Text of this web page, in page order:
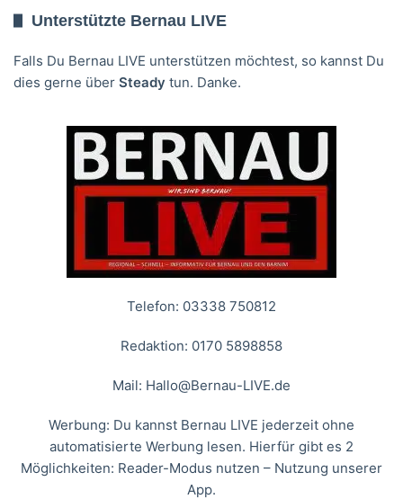
Unterstützte Bernau LIVE
Falls Du Bernau LIVE unterstützen möchtest, so kannst Du
dies gerne über Steady tun. Danke.
Telefon: 03338 750812
Redaktion: 0170 5898858
Mail: Hallo@Bernau-LIVE.de
Werbung: Du kannst Bernau LIVE jederzeit ohne
automatisierte Werbung lesen. Hierfür gibt es 2
Möglichkeiten: Reader-Modus nutzen – Nutzung unserer
App.